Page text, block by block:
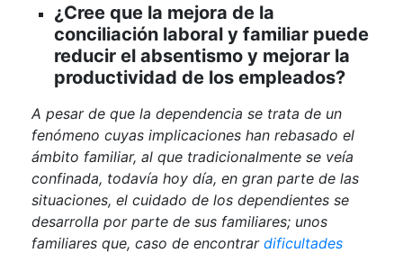
¿Cree que la mejora de la
conciliación laboral y familiar puede
reducir el absentismo y mejorar la
productividad de los empleados?
A pesar de que la dependencia se trata de un
fenómeno cuyas implicaciones han rebasado el
ámbito familiar, al que tradicionalmente se veía
confinada, todavía hoy día, en gran parte de las
situaciones, el cuidado de los dependientes se
desarrolla por parte de sus familiares; unos
familiares que, caso de encontrar dificultades